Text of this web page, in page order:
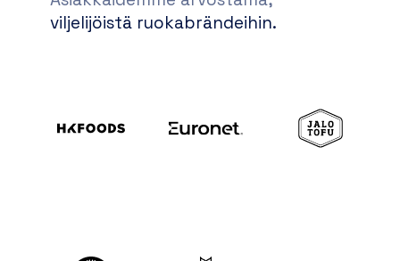
viljelijöistä ruokabrändeihin.